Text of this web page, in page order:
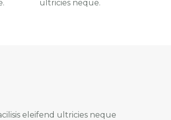
ultricies neque.
eleifend ultricies neque